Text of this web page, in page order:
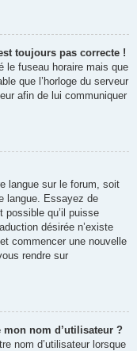
toujours pas correcte !
le fuseau horaire mais que
que l’horloge du serveur
afin de lui communiquer
langue sur le forum, soit
langue. Essayez de
possible qu’il puisse
désirée n’existe
commencer une nouvelle
rendre sur
nom d’utilisateur ?
nom d’utilisateur lorsque